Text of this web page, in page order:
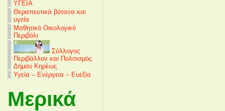
ΥΓΕΙΑ
Θεραπευτικά βότανα και
υγεία
Μαθητικό Οικολογικό
Περιβόλι
Σύλλογος
Περιβάλλον και Πολιτισμός
Δήμου Κηρέως
Υγεία – Ενέργεια – Ευεξία
Μερικά